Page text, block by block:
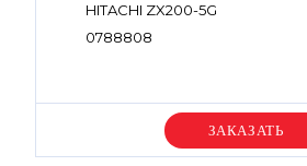
HITACHI ZX200-5G
0788808
Уточняйте цену